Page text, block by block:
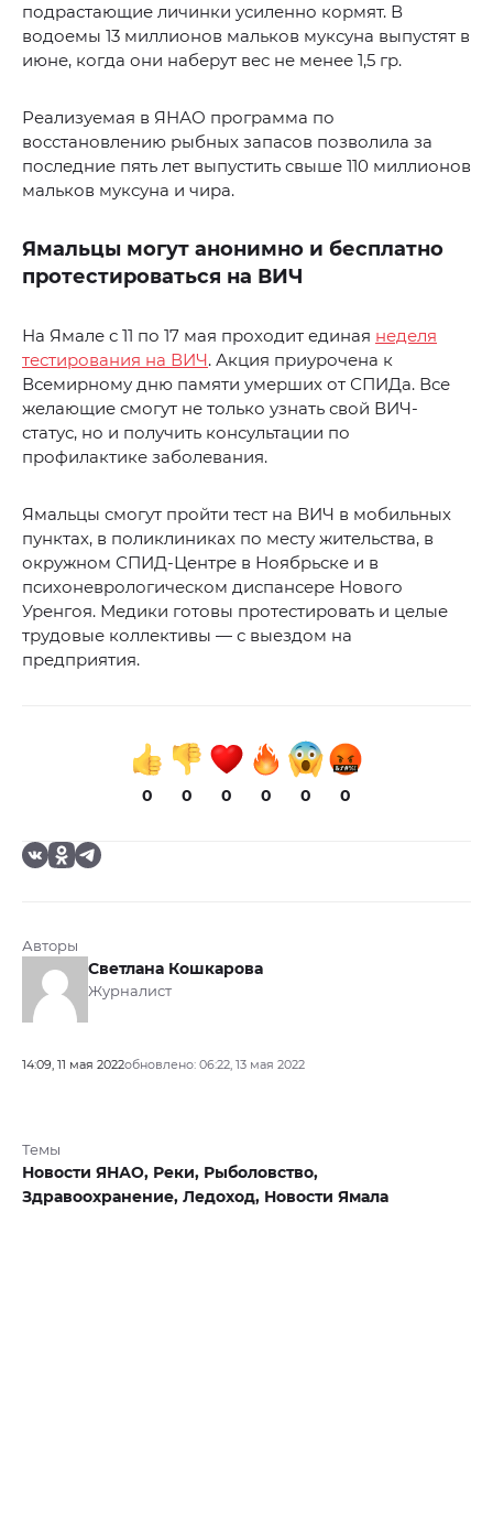
подрастающие личинки усиленно кормят. В
водоемы 13 миллионов мальков муксуна выпустят в
июне, когда они наберут вес не менее 1,5 гр.
Реализуемая в ЯНАО программа по
восстановлению рыбных запасов позволила за
последние пять лет выпустить свыше 110 миллионов
мальков муксуна и чира.
Ямальцы могут анонимно и бесплатно
протестироваться на ВИЧ
На Ямале с 11 по 17 мая проходит единая неделя
тестирования на ВИЧ. Акция приурочена к
Всемирному дню памяти умерших от СПИДа. Все
желающие смогут не только узнать свой ВИЧ-
статус, но и получить консультации по
профилактике заболевания.
Ямальцы смогут пройти тест на ВИЧ в мобильных
пунктах, в поликлиниках по месту жительства, в
окружном СПИД-Центре в Ноябрьске и в
психоневрологическом диспансере Нового
Уренгоя. Медики готовы протестировать и целые
трудовые коллективы — с выездом на
предприятия.
0 0 0 0 0 0
Авторы
Светлана Кошкарова
Журналист
14:09, 11 мая 2022обновлено: 06:22, 13 мая 2022
Темы
Новости ЯНАО, Реки, Рыболовство,
Здравоохранение, Ледоход, Новости Ямала